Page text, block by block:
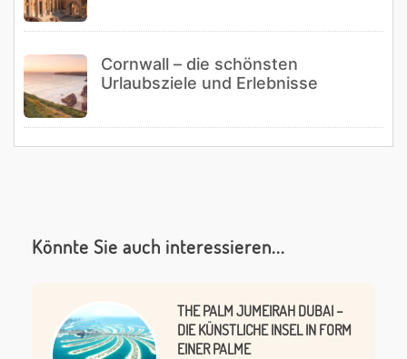
Cornwall – die schönsten
Urlaubsziele und Erlebnisse
Könnte Sie auch interessieren...
THE PALM JUMEIRAH DUBAI –
DIE KÜNSTLICHE INSEL IN FORM
EINER PALME